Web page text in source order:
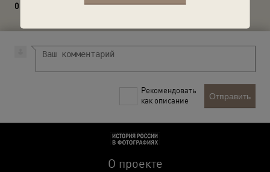
0 комментариев
Рекомендовать
как описание
Отправить
О проекте